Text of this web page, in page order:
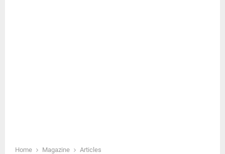
Home Magazine
Articles